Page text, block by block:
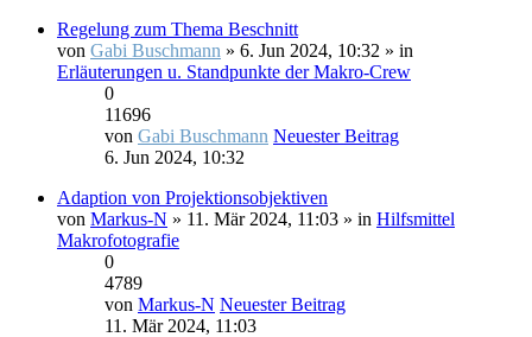
Regelung zum Thema Beschnitt
von Gabi Buschmann » 6. Jun 2024, 10:32 » in
Erläuterungen u. Standpunkte der Makro-Crew
0
11696
von Gabi Buschmann Neuester Beitrag
6. Jun 2024, 10:32
Adaption von Projektionsobjektiven
von Markus-N » 11. Mär 2024, 11:03 » in Hilfsmittel
Makrofotografie
0
4789
von Markus-N Neuester Beitrag
11. Mär 2024, 11:03